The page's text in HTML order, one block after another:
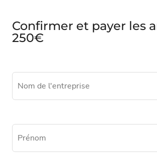
Confirmer et payer les
250€